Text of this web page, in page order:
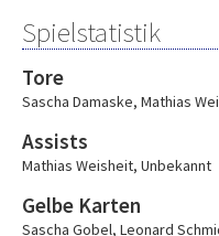
Spielstatistik
Tore
Sascha Damaske, Mathias
Assists
Mathias Weisheit, Unbekannt
Gelbe Karten
Sascha Gobel, Leonard